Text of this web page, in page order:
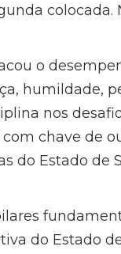
colocada.
o
humildade,
nos
chave de
do Estado de
do Estado